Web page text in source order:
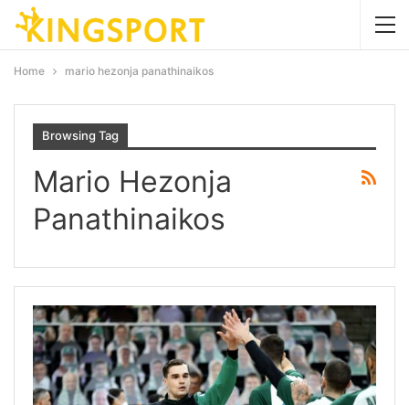
Home mario hezonja panathinaikos
Browsing Tag
Mario Hezonja
Panathinaikos